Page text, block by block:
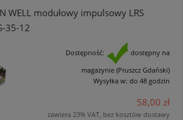
WELL modułowy impulsowy LRS
35-12
Dostępność:
dostępny na
magazynie (Pruszcz Gdański)
Wysyłka w: do 48 godzin
58,00 zł
zawiera 23% VAT, bez kosztów dostawy